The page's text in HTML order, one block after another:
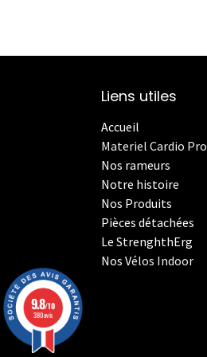
Liens utiles
Accueil
Materiel Cardio Pro
Nos rameurs
Notre histoire
Nos Produits
Pièces détachées
Le StrenghthErg
Nos Vélos Indoor
9.8/10
380 avis